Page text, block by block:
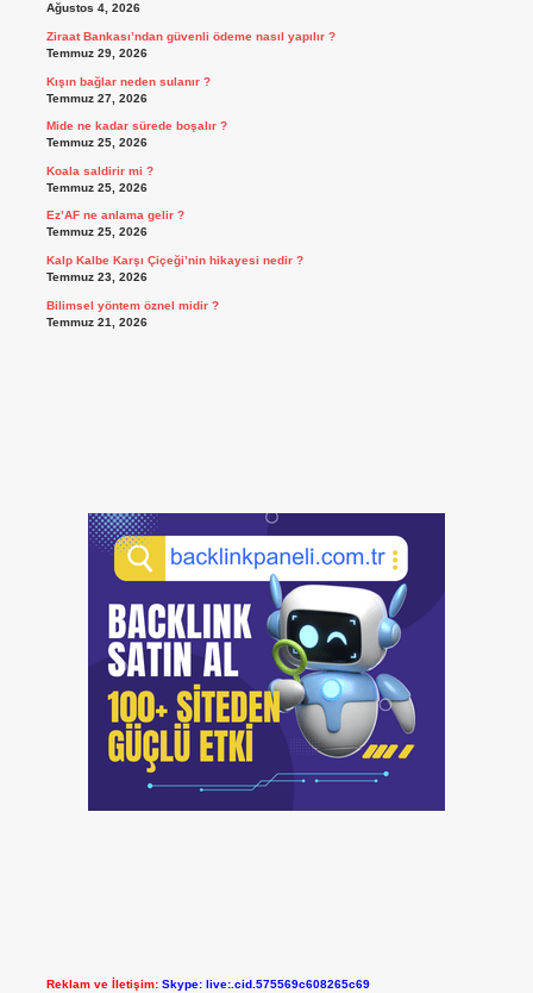
Ağustos 4, 2026
Ziraat Bankası’ndan güvenli ödeme nasıl yapılır ?
Temmuz 29, 2026
Kışın bağlar neden sulanır ?
Temmuz 27, 2026
Mide ne kadar sürede boşalır ?
Temmuz 25, 2026
Koala saldirir mi ?
Temmuz 25, 2026
Ez’AF ne anlama gelir ?
Temmuz 25, 2026
Kalp Kalbe Karşı Çiçeği’nin hikayesi nedir ?
Temmuz 23, 2026
Bilimsel yöntem öznel midir ?
Temmuz 21, 2026
Reklam ve İletişim: Skype: live:.cid.575569c608265c69